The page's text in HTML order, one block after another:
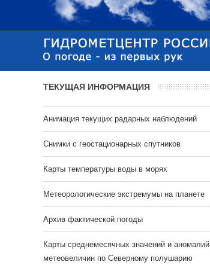
ТЕКУЩАЯ ИНФОРМАЦИЯ
Анимация текущих радарных наблюдений
Cнимки с геостационарных спутников
Карты температуры воды в морях
Метеорологические экстремумы на планете
Архив фактической погоды
Карты среднемесячных значений и аномалий
метеовеличин по Северному полушарию